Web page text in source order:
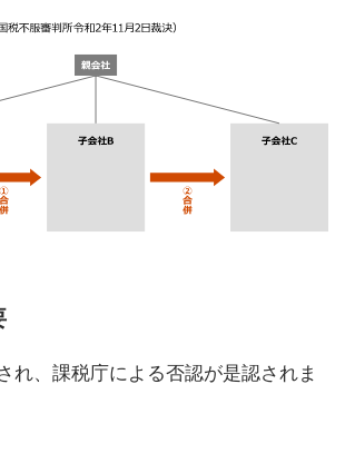
れ、課税庁による否認が是認されま